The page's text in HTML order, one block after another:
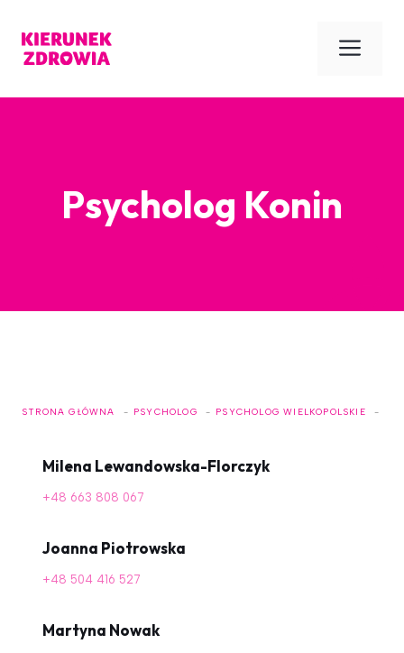
treści
Psycholog Konin
STRONA GŁÓWNA PSYCHOLOG PSYCHOLOG WIELKOPOLSKIE
Milena Lewandowska-Florczyk
+48 663 808 067
Joanna Piotrowska
+48 504 416 527
Martyna Nowak